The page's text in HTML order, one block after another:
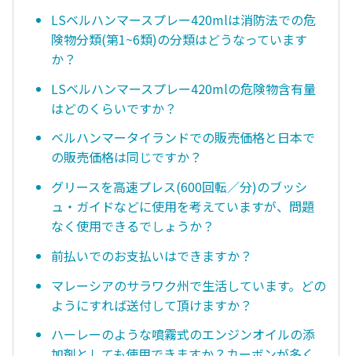
LSベルハンマースプレー420mlは消防法での危
険物分類(第1~6類)の分類はどうなっています
か？
LSベルハンマースプレー420mlの危険物含有量
はどのくらいですか？
ベルハンマータイランドでの販売価格と日本で
の販売価格は同じですか？
グリースを高速プレス(600回転／分)のブッシ
ュ・ガイドなどに使用を考えていますが、問題
なく使用できるでしょうか？
前払いでのお支払いはできますか？
マレーシアのサラワク州で生活しています。どの
ようにすれば送付して頂けますか？
ハーレーのような噴霧式のエンジンオイルの添